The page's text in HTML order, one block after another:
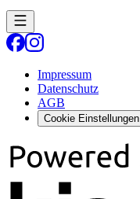
Impressum
Datenschutz
AGB
Cookie Einstellungen